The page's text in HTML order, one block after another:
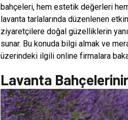
bahçeleri, hem estetik değerleri
lavanta tarlalarında düzenlenen
ziyaretçilere doğal güzelliklerin yanı
sunar. Bu konuda bilgi almak ve
üzerindeki ilgili online firmalara
Lavanta